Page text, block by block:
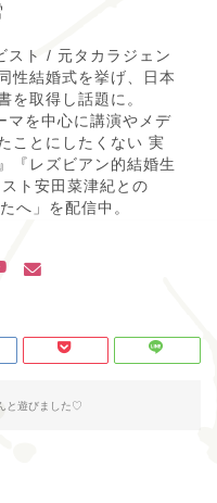
ト / 元タカラジェン
性結婚式を挙げ、日本
を取得し話題に。
マを中心に講演やメデ
ことにしたくない 実
『レズビアン的結婚生
ト安田菜津紀との
へ」を配信中。
と遊びました♡